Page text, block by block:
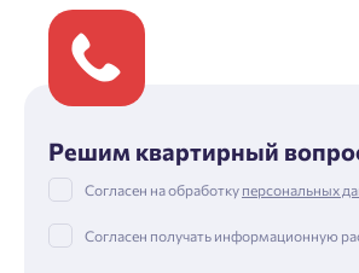
Решим квартирный
Согласен на обработку персональных
Согласен получать информационную